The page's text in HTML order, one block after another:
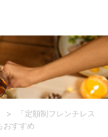
>
「定額制フレンチレス
おすすめ